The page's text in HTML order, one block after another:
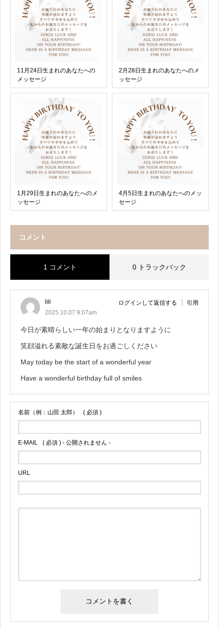
11月24日生まれのあなたへの
メッセージ
2月28日生まれのあなたへのメ
ッセージ
1月29日生まれのあなたへのメ
ッセージ
4月5日生まれのあなたへのメッ
セージ
コメント
1 コメント 0 トラックバック
lili
2025.10.07 9:07am
ログインして返信する 引用
今日が素晴らしい一年の始まりとなりますように
笑顔溢れる素敵な誕生日をお過ごしください
May today be the start of a wonderful year
Have a wonderful birthday full of smiles
名前（例：山田 太郎） ( 必須 )
E-MAIL ( 必須 ) - 公開されません -
URL